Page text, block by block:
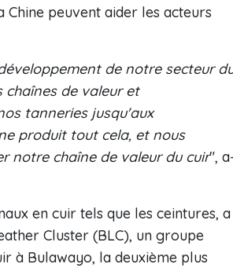
peuvent aider les acteurs
de notre secteur
chaînes de valeur et
tanneries jusqu'aux
produit tout cela, et nous
notre chaîne de valeur du cuir",
en cuir tels que les ceintures, a
Cluster (BLC), un groupe
à Bulawayo, la deuxième plus